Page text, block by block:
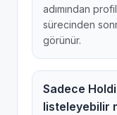
adımından
sürecinden
görünür.
Sadece
listeleyebilir